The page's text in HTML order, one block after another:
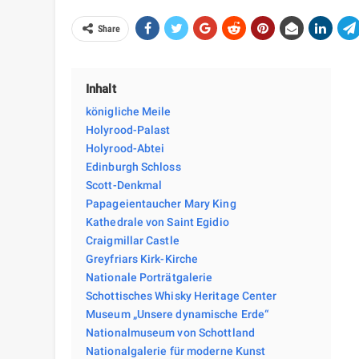
Share
Inhalt
königliche Meile
Holyrood-Palast
Holyrood-Abtei
Edinburgh Schloss
Scott-Denkmal
Papageientaucher Mary King
Kathedrale von Saint Egidio
Craigmillar Castle
Greyfriars Kirk-Kirche
Nationale Porträtgalerie
Schottisches Whisky Heritage Center
Museum „Unsere dynamische Erde“
Nationalmuseum von Schottland
Nationalgalerie für moderne Kunst